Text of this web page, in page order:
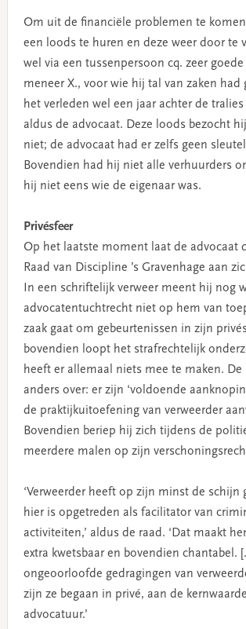
Om uit de financiële problemen te
een loods te huren en deze weer door te
wel via een tussenpersoon cq. zeer
meneer X., voor wie hij tal van zaken had
het verleden wel een jaar achter de
aldus de advocaat. Deze loods bezocht
niet; de advocaat had er zelfs geen
Bovendien had hij niet alle verhuurders
hij niet eens wie de eigenaar was.
Privésfeer
Op het laatste moment laat de advocaat
Raad van Discipline ’s Gravenhage aan
In een schriftelijk verweer meent hij nog
advocatentuchtrecht niet op hem van
zaak gaat om gebeurtenissen in zijn
bovendien loopt het strafrechtelijk
heeft er allemaal niets mee te maken.
anders over: er zijn ‘voldoende
de praktijkuitoefening van verweerder
Bovendien beriep hij zich tijdens de
meerdere malen op zijn
‘Verweerder heeft op zijn minst de schijn
hier is opgetreden als facilitator van
activiteiten,’ aldus de raad. ‘Dat maakt
extra kwetsbaar en bovendien chantabel.
ongeoorloofde gedragingen van
zijn ze begaan in privé, aan de
advocatuur.’